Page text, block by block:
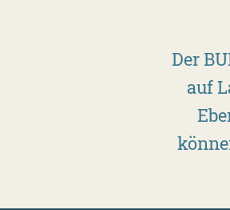
Der
auf